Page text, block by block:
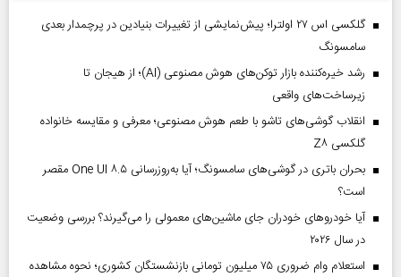
گلکسی اس ۲۷ اولترا؛ پیش‌نمایشی از تغییرات بنیادین در پرچمدار بعدی
سامسونگ
رشد خیره‌کننده بازار توکن‌های هوش مصنوعی (AI)؛ از هیجان تا
زیرساخت‌های واقعی
انقلاب گوشی‌های تاشو‌ با طعم هوش مصنوعی؛ معرفی و مقایسه خانواده
گلکسی Z۸
بحران باتری در گوشی‌های سامسونگ؛ آیا به‌روزرسانی One UI ۸.۵ مقصر
است؟
آیا خودروهای خودران جای ماشین‌های معمولی را می‌گیرند؟ بررسی وضعیت
در سال ۲۰۲۶
استعلام وام ضروری ۷۵ میلیون تومانی بازنشستگان کشوری؛ نحوه مشاهده